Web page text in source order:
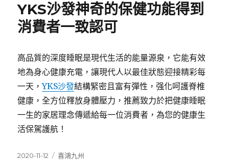
YKS沙發神奇的保健功能得到
消費者一致認可
高品質的深度睡眠是現代生活的能量源泉，它能有效
地為身心健康充電，讓現代人以最佳狀態迎接精彩每
一天，YKS沙發結構緊密且富有彈性，强化呵護脊椎
健康，全方位釋放身體壓力，推薦致力於把健康睡眠
一生的家居理念傳遞給每一位消費者，為您的健康生
活保駕護航！
發
2020-11-12
分
喜鴻九州